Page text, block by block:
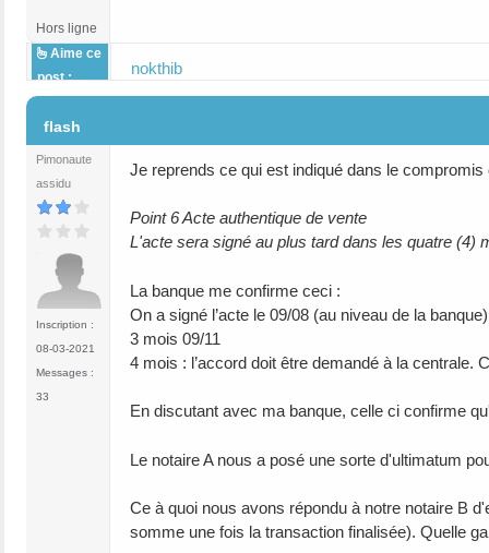
Hors ligne
Aime ce
post :
nokthib
flash
Pimonaute
assidu
Inscription :
08-03-2021
Messages :
33
Je reprends ce qui est indiqué dans le
Point 6 Acte authentique de vente
L'acte sera signé au plus tard dans les quatre (4)
La banque me confirme ceci :
On a signé l’acte le 09/08 (au niveau de la banque)
3 mois 09/11
4 mois : l’accord doit être demandé à la centrale.
En discutant avec ma banque, celle ci confirme
Le notaire A nous a posé une sorte d'ultimatum
Ce à quoi nous avons répondu à notre notaire B
somme une fois la transaction finalisée). Quelle